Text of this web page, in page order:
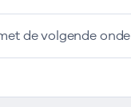
de volgende